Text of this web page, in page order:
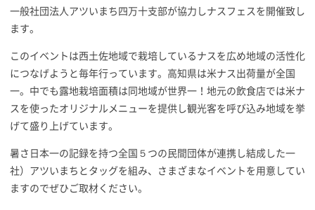
一般社団法人アツいまち四万十支部が協力しナスフェスを開催致し
ます。
このイベントは西土佐地域で栽培しているナスを広め地域の活性化
につなげようと毎年行っています。高知県は米ナス出荷量が全国
一。中でも露地栽培面積は同地域が世界一！地元の飲食店では米ナ
スを使ったオリジナルメニューを提供し観光客を呼び込み地域を挙
げて盛り上げています。
暑さ日本一の記録を持つ全国５つの民間団体が連携し結成した一
社）アツいまちとタッグを組み、さまざまなイベントを用意してい
ますのでぜひご取材ください。